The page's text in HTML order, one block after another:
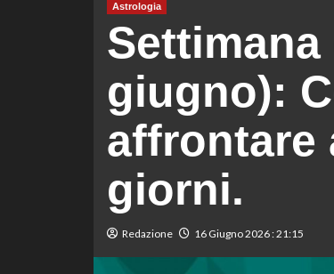
Astrologia
Settimana
giugno):
affrontare
giorni.
Redazione 16 Giugno 2026 : 21:15